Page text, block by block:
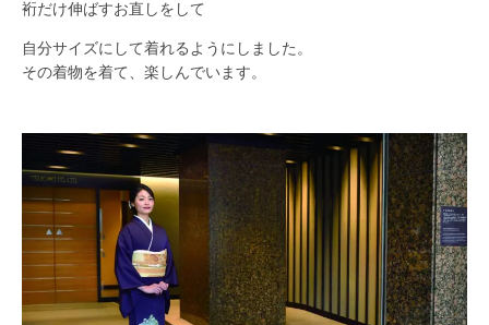
裄だけ伸ばすお直しをして
自分サイズにして着れるようにしました。
その着物を着て、楽しんでいます。